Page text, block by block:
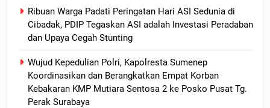
Ribuan Warga Padati Peringatan Hari ASI Sedunia di
Cibadak, PDIP Tegaskan ASI adalah Investasi Peradaban
dan Upaya Cegah Stunting
Wujud Kepedulian Polri, Kapolresta Sumenep
Koordinasikan dan Berangkatkan Empat Korban
Kebakaran KMP Mutiara Sentosa 2 ke Posko Pusat Tg.
Perak Surabaya